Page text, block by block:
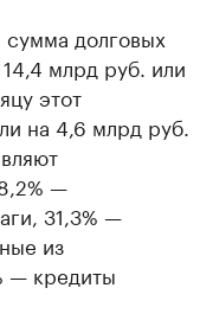
долговых
млрд руб. или
этот
на 4,6 млрд руб.
—
31,3% —
из
— кредиты